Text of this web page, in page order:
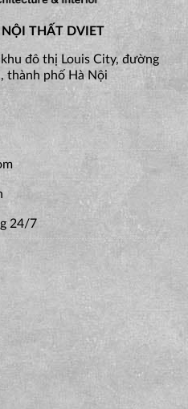
NỘI THẤT DVIET
khu đô thị Louis City, đường
thành phố Hà Nội
24/7